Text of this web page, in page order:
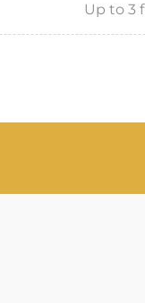
Up to 3